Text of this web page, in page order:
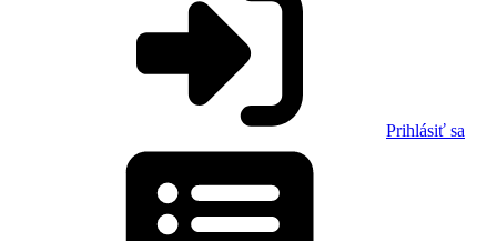
Prihlásiť sa